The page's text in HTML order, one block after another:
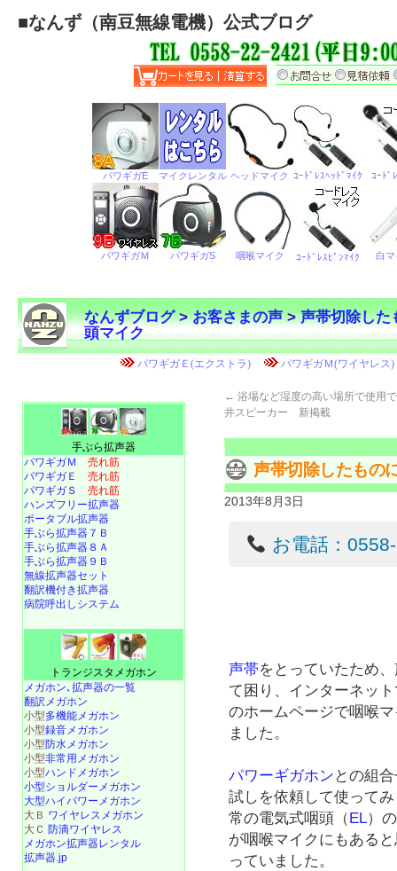
■なんず（南豆無線電機）公式ブログ
なんずブログ>お客さまの声>声帯切除した
頭マイク
← 浴場など湿度の高い場所で使用
井スピーカー 新掲載
声帯切除したもの
2013年8月3日
お電話：
声帯をとっていたため
て困り、インターネッ
のホームページで咽喉
ました。
パワーギガホン との組
試しを依頼して使って
常の電気式咽頭（EL）
が咽喉マイクにもある
っていました。
手ぶら拡声器
パワギガＭ 売れ筋
パワギガＥ 売れ筋
パワギガＳ 売れ筋
ハンズフリー拡声器
ポータブル拡声器
手ぶら拡声器７Ｂ
手ぶら拡声器８Ａ
手ぶら拡声器９Ｂ
無線拡声器セット
翻訳機付き拡声器
病院呼出しシステム
トランジスタメガホン
メガホン､拡声器の一覧
翻訳メガホン
小型多機能メガホン
小型録音メガホン
小型防水メガホン
小型非常用メガホン
小型ハンドメガホン
小型ショルダーメガホン
大型ハイパワーメガホン
大Ｂ ワイヤレスメガホン
大Ｃ 防滴ワイヤレス
メガホン拡声器レンタル
拡声器.jp